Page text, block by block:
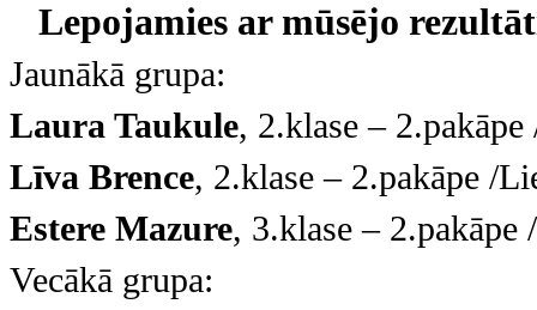
Lepojamies ar mūsējo
Jaunākā grupa:
Laura Taukule, 2.klase –
Līva Brence, 2.klase – 2.pakāpe /
Estere Mazure, 3.klase – 2.pakāpe
Vecākā grupa: